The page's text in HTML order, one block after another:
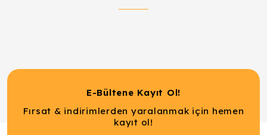
E-Bültene Kayıt Ol!
Fırsat & indirimlerden yaralanmak için hemen
kayıt ol!